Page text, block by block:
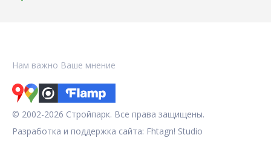
Нам важно Ваше мнение
© 2002-2026 Стройпарк. Все права защищены.
Разработка и поддержка сайта: Fhtagn! Studio